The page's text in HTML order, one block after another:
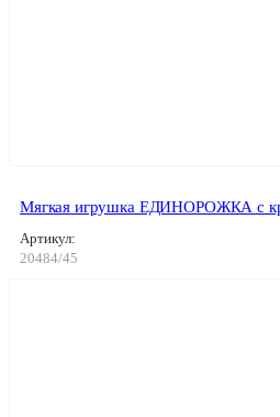
Мягкая игрушка ЕДИНОРОЖКА с
Артикул:
20484/45